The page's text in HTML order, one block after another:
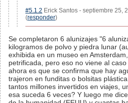
#5.1.2 Erick Santos - septiembre 25,
(responder)
Se completaron 6 alunizajes "6
kilogramos de polvo y piedra lunar
exhibida en un museo en
petrificada, pero eso no viene al
ahora es que se confirma que hay
trajeron en funditas o bolsitas
tantos millones invertidos en viajes,
esa suceda 6 veces? Y luego me